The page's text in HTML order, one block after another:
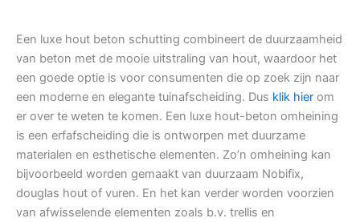
Een luxe hout beton schutting combineert de duurzaamheid
van beton met de mooie uitstraling van hout, waardoor het
een goede optie is voor consumenten die op zoek zijn naar
een moderne en elegante tuinafscheiding. Dus klik hier om
er over te weten te komen. Een luxe hout-beton omheining
is een erfafscheiding die is ontworpen met duurzame
materialen en esthetische elementen. Zo’n omheining kan
bijvoorbeeld worden gemaakt van duurzaam Nobifix,
douglas hout of vuren. En het kan verder worden voorzien
van afwisselende elementen zoals b.v. trellis en